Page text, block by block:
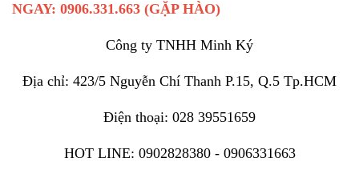
NGAY: 0906.331.663 (GẶP HÀO)
Công ty TNHH Minh Ký
Địa chỉ: 423/5 Nguyễn Chí Thanh P.15, Q.5 Tp.HCM
Điện thoại: 028 39551659
HOT LINE: 0902828380 - 0906331663